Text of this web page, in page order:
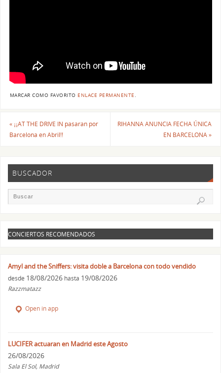
MARCAR COMO FAVORITO ENLACE PERMANENTE
«¡¡AT THE DRIVE IN pasaran por
Barcelona en Abril!!
RIHANNA ANUNCIA FECHA ÚNICA
EN BARCELONA»
BUSCADOR
CONCIERTOS RECOMENDADOS
Amyl and the Sniffers: visita doble a Barcelona con todo vendido
desde 18/08/2026 hasta 19/08/2026
Razzmatazz
Open in app
LUCIFER actuaran en Madrid este Agosto
26/08/2026
Sala El Sol, Madrid